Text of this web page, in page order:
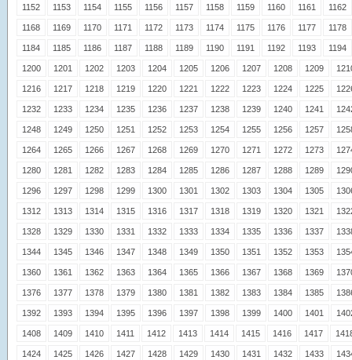
1152 1153 1154 1155 1156 1157 1158 1159 1160 1161 1162
1168 1169 1170 1171 1172 1173 1174 1175 1176 1177 1178
1184 1185 1186 1187 1188 1189 1190 1191 1192 1193 1194
1200 1201 1202 1203 1204 1205 1206 1207 1208 1209
1216 1217 1218 1219 1220 1221 1222 1223 1224 1225
1232 1233 1234 1235 1236 1237 1238 1239 1240 1241
1248 1249 1250 1251 1252 1253 1254 1255 1256 1257
1264 1265 1266 1267 1268 1269 1270 1271 1272 1273
1280 1281 1282 1283 1284 1285 1286 1287 1288 1289
1296 1297 1298 1299 1300 1301 1302 1303 1304 1305
1312 1313 1314 1315 1316 1317 1318 1319 1320 1321
1328 1329 1330 1331 1332 1333 1334 1335 1336 1337
1344 1345 1346 1347 1348 1349 1350 1351 1352 1353
1360 1361 1362 1363 1364 1365 1366 1367 1368 1369
1376 1377 1378 1379 1380 1381 1382 1383 1384 1385
1392 1393 1394 1395 1396 1397 1398 1399 1400 1401
1408 1409 1410 1411 1412 1413 1414 1415 1416 1417
1424 1425 1426 1427 1428 1429 1430 1431 1432 1433